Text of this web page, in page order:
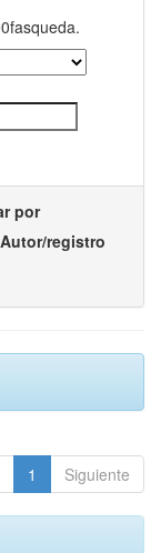
por
Autor/registro
1 Siguiente